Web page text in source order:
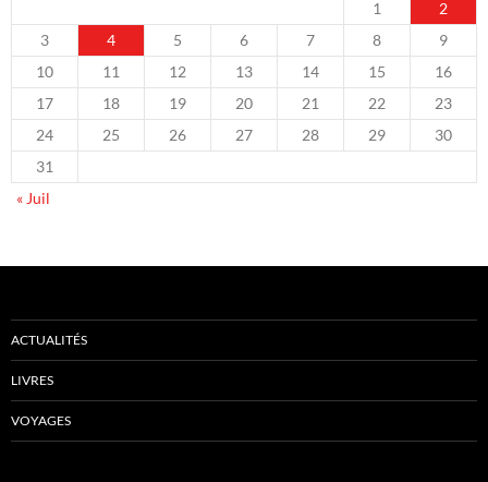
1
2
3
4 5 6 7 8
9
10
11 12 13 14 15
16
17
18 19 20 21 22
23
24
25 26 27 28 29
30
31
« Juil
ACTUALITÉS
LIVRES
VOYAGES